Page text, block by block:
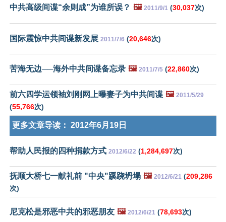
中共高级间谍“余则成”为谁所误？ 🖼️ 2011/9/1 (30,037次)
国际震惊中共间谍新发展 2011/7/6 (20,646次)
苦海无边──海外中共间谍备忘录 🖼️ 2011/7/5 (22,860次)
前六四学运领袖刘刚网上曝妻子为中共间谍 🖼️ 2011/5/29
(55,766次)
更多文章导读： 2012年6月19日
帮助人民报的四种捐款方式 2012/6/22 (1,284,697次)
抚顺大桥七一献礼前 "中央"蹊跷坍塌 🖼️ 2012/6/21 (209,286
次)
尼克松是邪恶中共的邪恶朋友 🖼️ 2012/6/21 (78,693次)